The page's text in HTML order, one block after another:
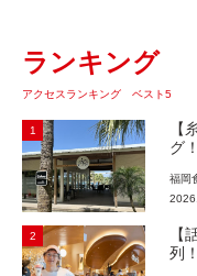
ランキング
アクセスランキング ベスト5
1
【
グ
き
福岡
2
【
列